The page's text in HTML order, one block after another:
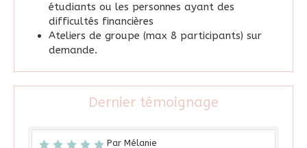
étudiants ou les personnes ayant des
difficultés financières
Ateliers de groupe (max 8 participants) sur
demande.
Dernier témoignage
Par Mélanie